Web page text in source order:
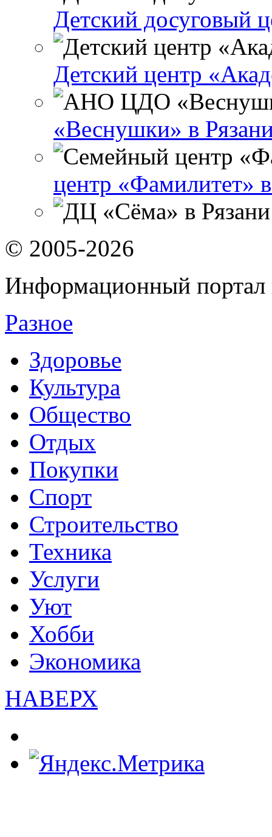
Детский досуговый
Детский центр
«Веснушки» в
центр «Фамилитет»
© 2005-2026
Информационный портал
Разное
Здоровье
Культура
Общество
Отдых
Покупки
Спорт
Строительство
Техника
Услуги
Уют
Хобби
Экономика
НАВЕРХ